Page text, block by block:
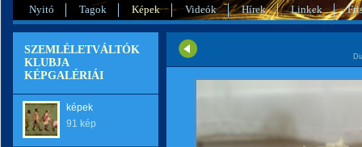
Nyitó Tagok Képek Videók Hírek Linkek
SZEMLÉLETVÁLTÓK
KLUBJA
KÉPGALÉRIÁI
képek
91 kép